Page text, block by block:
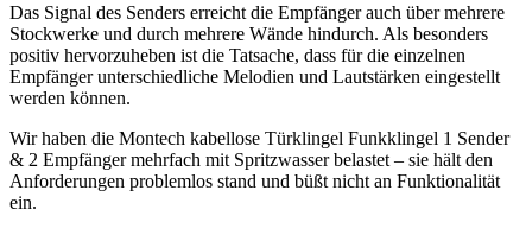
Das Signal des Senders erreicht die Empfänger auch über mehrere
Stockwerke und durch mehrere Wände hindurch. Als besonders
positiv hervorzuheben ist die Tatsache, dass für die einzelnen
Empfänger unterschiedliche Melodien und Lautstärken eingestellt
werden können.
Wir haben die Montech kabellose Türklingel Funkklingel 1 Sender
& 2 Empfänger mehrfach mit Spritzwasser belastet – sie hält den
Anforderungen problemlos stand und büßt nicht an Funktionalität
ein.